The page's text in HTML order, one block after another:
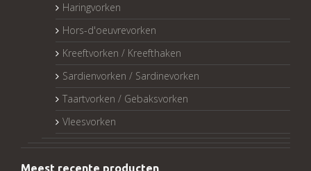
Haringvorken
Hors-d'oeuvrevorken
Kreeftvorken / Kreefthaken
Sardienvorken / Sardinevorken
Taartvorken / Gebaksvorken
Vleesvorken
Meest recente producten